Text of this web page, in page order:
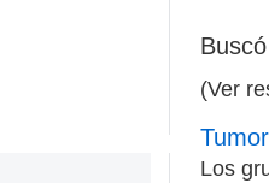
(Ver
Los